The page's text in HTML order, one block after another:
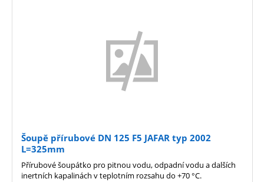
Šoupě přírubové DN 125 F5 JAFAR typ 2002
L=325mm
Přírubové šoupátko pro pitnou vodu, odpadní vodu a dalších
inertních kapalinách v teplotním rozsahu do +70 °C.